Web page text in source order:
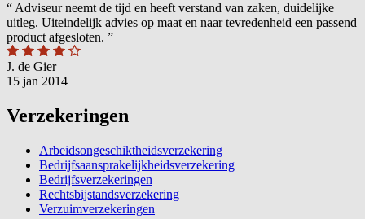
“ Adviseur neemt de tijd en heeft verstand van zaken, duidelijke
uitleg. Uiteindelijk advies op maat en naar tevredenheid een passend
product afgesloten. ”
J. de Gier
15 jan 2014
Verzekeringen
Arbeidsongeschiktheidsverzekering
Bedrijfsaansprakelijkheidsverzekering
Bedrijfsverzekeringen
Rechtsbijstandsverzekering
Verzuimverzekeringen